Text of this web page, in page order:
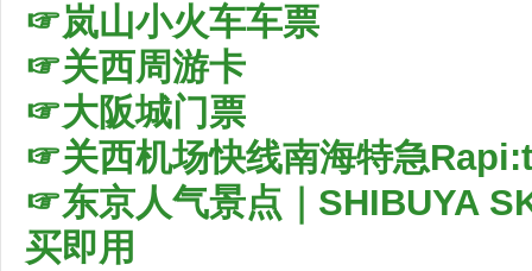
☞岚山小火车车票
☞关西周游卡
☞大阪城门票
☞关西机场快线南海特急
☞东京人气景点｜SHIBUYA
买即用